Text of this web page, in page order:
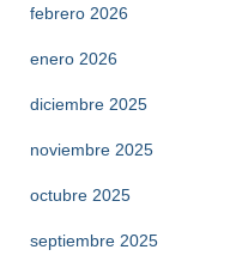
febrero 2026
enero 2026
diciembre 2025
noviembre 2025
octubre 2025
septiembre 2025